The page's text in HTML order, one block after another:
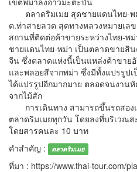
ตลาดริมเมย สุดชายแดนไทย-พ
ต.ท่าสายลวด สุดทางหลวงหมายเล
สถานที่ติดต่อค้าขายระหว่างไทย-พ
ชายแดนไทย-พม่า เป็นตลาดขายสิ
จีน ซึ่งตลาดแห่งนี้เป็นแหล่งค้าขา
และพลอยสีจากพม่า ซึ่งมีทั้งแปรรูป
ได้แปรรูปอีกมากมาย ตลอดจนงาน
จากไม้สัก
การเดินทาง สามารถขึ้นรถสอ
ตลาดริมเมยทุกวัน โดยลงที่บริเวณ
โดยสารคนละ 10 บาท
คำสำคัญ :
ตลาดริมเมย
ที่มา : https://www.thai-tour.com/